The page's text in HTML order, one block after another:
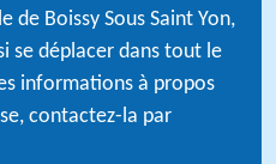
de Boissy Sous Saint Yon,
se déplacer dans tout le
informations à propos
contactez-la par